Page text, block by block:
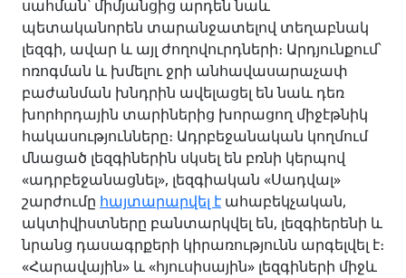
սահման՝ միմյանցից արդեն նաև
պետականորեն տարանջատելով տեղաբնակ
լեզգի, ավար և այլ ժողովուրդների։ Արդյունքում՝
ոռոգման և խմելու ջրի անհավասարաչափ
բաժանման խնդրին ավելացել են նաև դեռ
խորհրդային տարիներից խորացող միջէթնիկ
հակասությունները։ Ադրբեջանական կողմում
մնացած լեզգիներին սկսել են բռնի կերպով
«ադրբեջանացնել», լեզգիական «Սադվալ»
շարժումը հայտարարվել է ահաբեկչական,
ակտիվիստները բանտարկվել են, լեզգիերենի և
նրանց դասագրքերի կիրառությունն արգելվել է։
«Հարավային» և «հյուսիսային» լեզգիների միջև